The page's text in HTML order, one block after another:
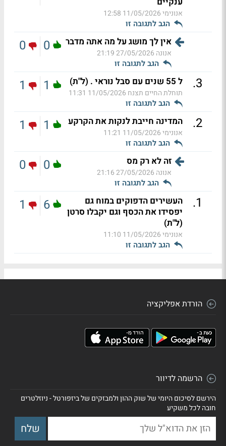
אנונימי11/05/2026 12:58
הגב לתגובה זו
אין לך מושג על מה אתה מדבר
אנונה 27/05/2026 21:19
הגב לתגובה זו
0
0
3
. ל 55 שנים עם סבל נוראי . (ל"ת)
תוחלת החיים תצנח 11/05/2026 11:31
הגב לתגובה זו
1
1
2
. המדינה חייבת לנקות את הקרקע
אנונימי11/05/2026 11:21
הגב לתגובה זו
1
1
זה לא רק מס
אנונה 27/05/2026 21:16
הגב לתגובה זו
0
0
1
.
העשירים הדפוקים במוח גם
יפסידו את הכסף וגם יקבלו סרטן
(ל"ת)
אנונימי11/05/2026 11:10
הגב לתגובה זו
6
1
הורדת אפליקציה
הרשמה לדיוור
הירשם לסיכום היומי של שוק ההון ולמבזקים של ביזפורטל - ניוזלטרים
חובה לכל משקיע